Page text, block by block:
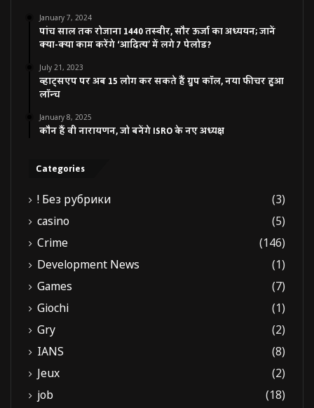
January 7, 2024
पांच साल तक रोजाना 1440 तस्वीर, सौर ऊर्जा का अध्ययन; जानें
क्या-क्या काम करेंगे ‘आदित्य’ में लगे 7 पेलोड?
July 21, 2023
व्हाट्सएप पर अब 15 लोग कर सकते हैं ग्रुप कॉल, नया फीचर हुआ
लॉन्च
January 8, 2025
कौन हैं वी नारायणन, जो बनेंगे ISRO के नए अध्यक्ष
Categories
! Без рубрики
(3)
casino
(5)
Crime
(146)
Development News
(1)
Games
(7)
Giochi
(1)
Gry
(2)
IANS
(8)
Jeux
(2)
job
(18)